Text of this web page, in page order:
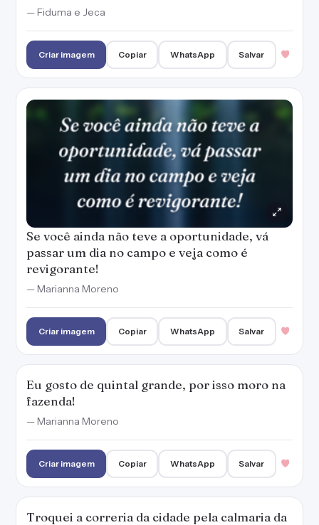
— Fiduma e Jeca
Criar imagem Copiar WhatsApp Salvar
Se você ainda não teve a oportunidade, vá
passar um dia no campo e veja como é
revigorante!
— Marianna Moreno
Criar imagem Copiar WhatsApp Salvar
Eu gosto de quintal grande, por isso moro na
fazenda!
— Marianna Moreno
Criar imagem Copiar WhatsApp Salvar
Troquei a correria da cidade pela calmaria da